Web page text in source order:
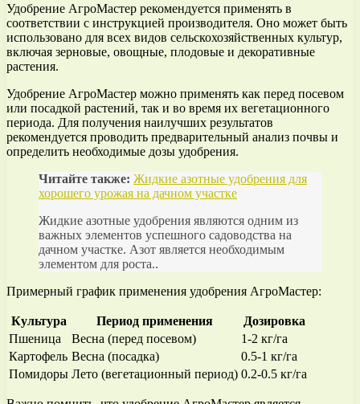
Удобрение АгроМастер рекомендуется применять в
соответствии с инструкцией производителя. Оно может быть
использовано для всех видов сельскохозяйственных культур,
включая зерновые, овощные, плодовые и декоративные
растения.
Удобрение АгроМастер можно применять как перед посевом
или посадкой растений, так и во время их вегетационного
периода. Для получения наилучших результатов
рекомендуется проводить предварительный анализ почвы и
определить необходимые дозы удобрения.
Читайте также: Жидкие азотные удобрения для
хорошего урожая на дачном участке
Жидкие азотные удобрения являются одним из
важных элементов успешного садоводства на
дачном участке. Азот является необходимым
элементом для роста..
Примерный график применения удобрения АгроМастер:
Культура Период применения
Дозировка
Пшеница
Весна (перед посевом)
1-2 кг/га
Картофель Весна (посадка)
0.5-1 кг/га
Помидоры Лето (вегетационный период) 0.2-0.5 кг/га